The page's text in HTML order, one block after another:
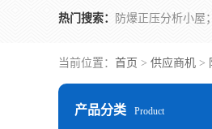
热门搜索：
当前位置： 首页 > 供应商机 >
产品分类 Product